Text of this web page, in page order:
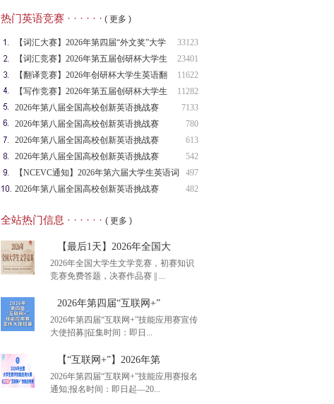
热门英语竞赛 · · · · · · ( 更多 )
33123
【词汇大赛】2026年第四届“外文奖”大学
生
23401
【词汇竞赛】2026年第五届创研杯大学生
英语
11622
【翻译竞赛】2026年创研杯大学生英语翻
译竞
11282
【写作竞赛】2026年第五届创研杯大学生
英语
7133
2026年第八届全国高校创新英语挑战赛
（NCIE
780
2026年第八届全国高校创新英语挑战赛
613
2026年第八届全国高校创新英语挑战赛
（NCIE
542
2026年第八届全国高校创新英语挑战赛
（NCIE
497
【NCEVC通知】2026年第六届大学生英语词
汇
482
2026年第八届全国高校创新英语挑战赛
全站热门信息 · · · · · · ( 更多 )
【最后1天】2026年全国大
2026年全国大学生文学竞赛，初赛知识
竞赛免费答题，决赛作品赛 || ...
【最后1天】2026年全国大
2026年第四届“互联网+”
2026年第四届“互联网+”技能应用赛宣传
大使招募||征集时间：即日...
2026年第四届“互联网+”
【“互联网+”】2026年第
2026年第四届“互联网+”技能应用赛报名
通知;报名时间：即日起—20...